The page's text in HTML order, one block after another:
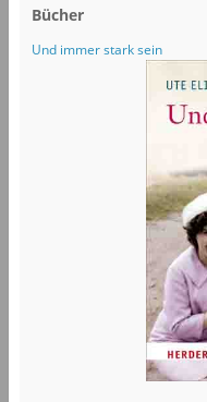
Bücher
Und immer stark sein